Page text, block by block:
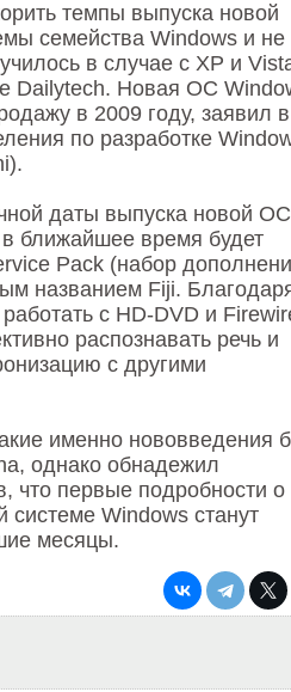
темпы выпуска новой
семейства Windows и не
в случае с XP и
Dailytech. Новая ОС
в 2009 году, заявил
по разработке
даты выпуска новой
в ближайшее время будет
Pack (набор
названием Fiji.
с HD-DVD и
распознавать речь и
с другими
именно нововведения
однако обнадежил
что первые подробности о
системе Windows станут
месяцы.